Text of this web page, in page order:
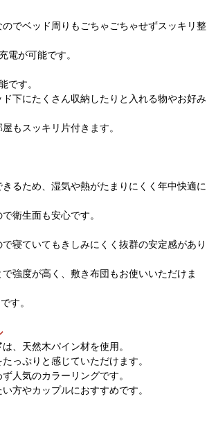
でベッド周りもごちゃごちゃせずスッキリ整
電が可能です。
です。
下にたくさん収納したりと入れる物やお好み
もスッキリ片付きます。
るため、湿気や熱がたまりにくく年中快適に
衛生面も安心です。
寝ていてもきしみにくく抜群の安定感があり
強度が高く、敷き布団もお使いいただけま
す。
は、天然木パイン材を使用。
っぷりと感じていただけます。
人気のカラーリングです。
方やカップルにおすすめです。